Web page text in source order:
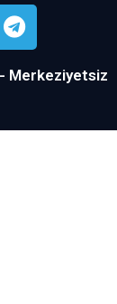
- Merkeziyetsiz